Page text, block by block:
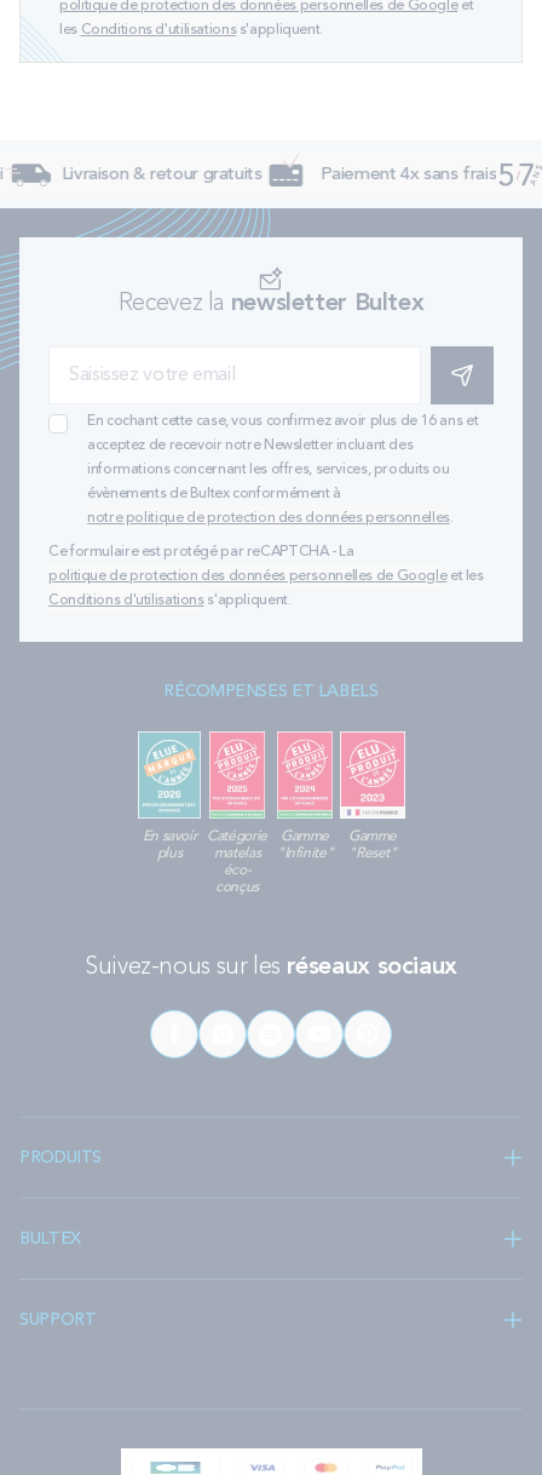
politique de protection des données personnelles de Googleet
les Conditions d'utilisationss'appliquent.
Livraison & retour gratuits Paiement 4x sans frais
Recevez la newsletter Bultex
S'INSCRIRE
En cochant cette case, vous confirmez avoir plus de 16 ans et
acceptez de recevoir notre Newsletter incluant des
informations concernant les offres, services, produits ou
évènements de Bultex conformément à
notre politique de protection des données personnelles.
Ce formulaire est protégé par reCAPTCHA - La
politique de protection des données personnelles de Googleet les
Conditions d'utilisationss'appliquent.
RÉCOMPENSES ET LABELS
En savoir
plus
Catégorie
matelas
éco-
conçus
Gamme
"Infinite"
Gamme
"Reset"
Suivez-nous sur les réseaux sociaux
PRODUITS
BULTEX
SUPPORT